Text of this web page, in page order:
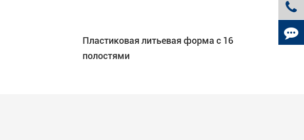
Пластиковая литьевая форма с 16
полостями